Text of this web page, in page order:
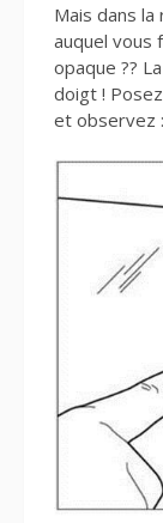
Mais dans
auquel vous
opaque ??
doigt !
et observez :